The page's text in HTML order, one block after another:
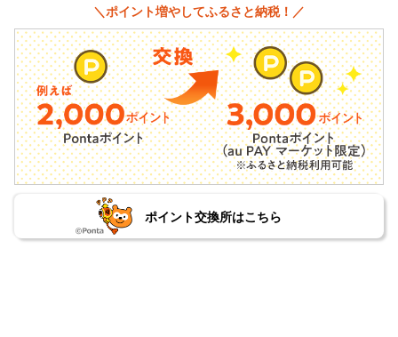
＼ポイント増やしてふるさと納税！／
ポイント交換所はこちら